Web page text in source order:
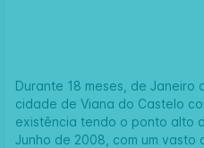
Durante 18 meses, de Janeiro
cidade de Viana do Castelo
existência tendo o ponto alto
Junho de 2008, com um vasto